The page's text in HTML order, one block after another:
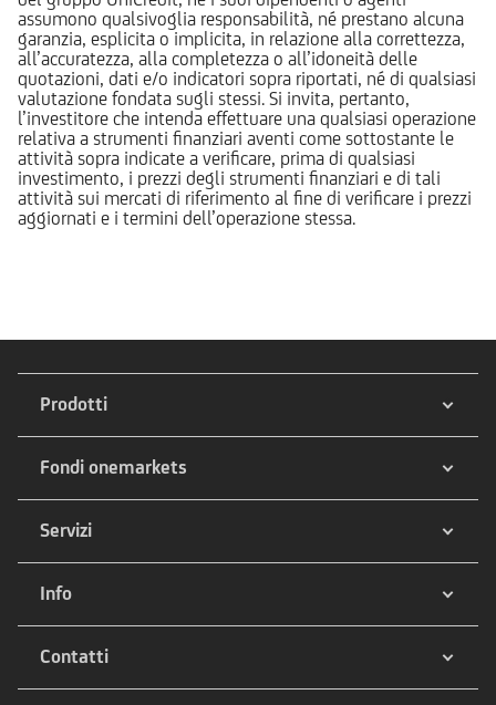
assumono qualsivoglia responsabilità, né prestano alcuna
garanzia, esplicita o implicita, in relazione alla correttezza,
all’accuratezza, alla completezza o all’idoneità delle
quotazioni, dati e/o indicatori sopra riportati, né di qualsiasi
valutazione fondata sugli stessi. Si invita, pertanto,
l’investitore che intenda effettuare una qualsiasi operazione
relativa a strumenti finanziari aventi come sottostante le
attività sopra indicate a verificare, prima di qualsiasi
investimento, i prezzi degli strumenti finanziari e di tali
attività sui mercati di riferimento al fine di verificare i prezzi
aggiornati e i termini dell’operazione stessa.
Prodotti
Fondi onemarkets
Servizi
Info
Contatti